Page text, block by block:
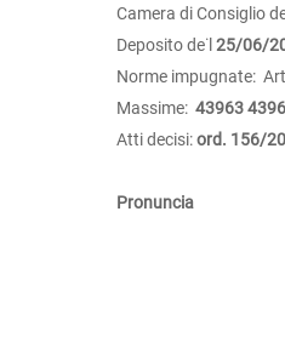
Camera di Consiglio
Deposito de˙l 25/06/
Norme impugnate:
Massime: 43963
Atti decisi:ord. 156/
Pronuncia